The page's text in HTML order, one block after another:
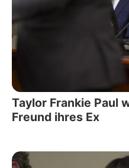
Taylor Frankie Paul
Freund ihres Ex